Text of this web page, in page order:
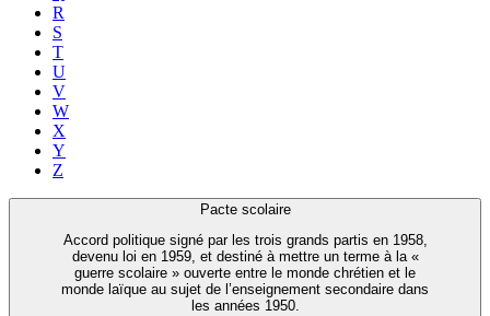
R
S
T
U
V
W
X
Y
Z
Pacte scolaire
Accord politique signé par les trois grands partis en 1958,
devenu loi en 1959, et destiné à mettre un terme à la «
guerre scolaire » ouverte entre le monde chrétien et le
monde laïque au sujet de l’enseignement secondaire dans
les années 1950.